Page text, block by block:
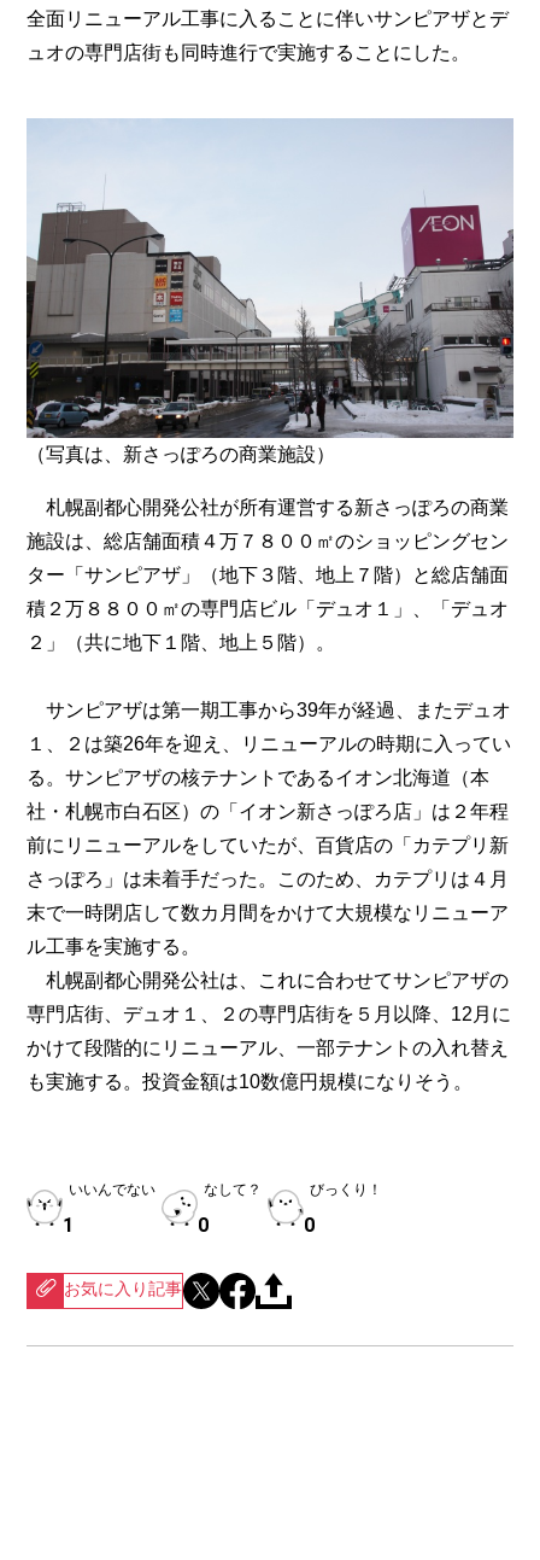
全面リニューアル工事に入ることに伴いサンピアザとデ
ュオの専門店街も同時進行で実施することにした。
（写真は、新さっぽろの商業施設）
札幌副都心開発公社が所有運営する新さっぽろの商業
施設は、総店舗面積４万７８００㎡のショッピングセン
ター「サンピアザ」（地下３階、地上７階）と総店舗面
積２万８８００㎡の専門店ビル「デュオ１」、「デュオ
２」（共に地下１階、地上５階）。
サンピアザは第一期工事から39年が経過、またデュオ
１、２は築26年を迎え、リニューアルの時期に入ってい
る。サンピアザの核テナントであるイオン北海道（本
社・札幌市白石区）の「イオン新さっぽろ店」は２年程
前にリニューアルをしていたが、百貨店の「カテプリ新
さっぽろ」は未着手だった。このため、カテプリは４月
末で一時閉店して数カ月間をかけて大規模なリニューア
ル工事を実施する。
札幌副都心開発公社は、これに合わせてサンピアザの
専門店街、デュオ１、２の専門店街を５月以降、12月に
かけて段階的にリニューアル、一部テナントの入れ替え
も実施する。投資金額は10数億円規模になりそう。
いいんでない
1
なして？
0
びっくり！
0
お気に入り記事